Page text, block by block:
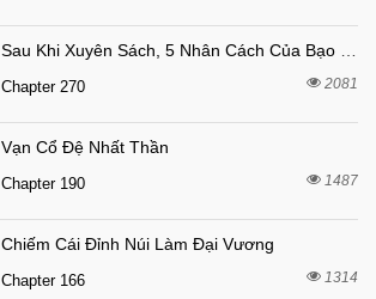
Chapter 270 2081
Vạn Cổ Đệ Nhất Thần
Chapter 190 1487
Chiếm Cái Đỉnh Núi Làm Đại Vương
Chapter 166 1314